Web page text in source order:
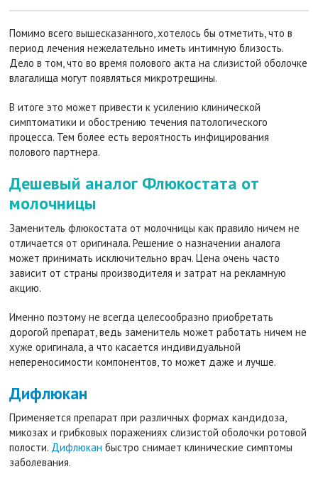
Помимо всего вышесказанного, хотелось бы отметить, что в
период лечения нежелательно иметь интимную близость.
Дело в том, что во время полового акта на слизистой оболочке
влагалища могут появляться микротрещины.
В итоге это может привести к усилению клинической
симптоматики и обострению течения патологического
процесса. Тем более есть вероятность инфицирования
полового партнера.
Дешевый аналог Флюкостата от
молочницы
Заменитель флюкостата от молочницы как правило ничем не
отличается от оригинала. Решение о назначении аналога
может принимать исключительно врач. Цена очень часто
зависит от страны производителя и затрат на рекламную
акцию.
Именно поэтому не всегда целесообразно приобретать
дорогой препарат, ведь заменитель может работать ничем не
хуже оригинала, а что касается индивидуальной
непереносимости компонентов, то может даже и лучше.
Дифлюкан
Применяется препарат при различных формах кандидоза,
микозах и грибковых поражениях слизистой оболочки ротовой
полости. Дифлюкан быстро снимает клинические симптомы
заболевания.